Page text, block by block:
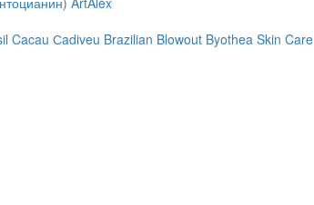
Cacau Сadiveu Brazilian Blowout Byothea Skin Care